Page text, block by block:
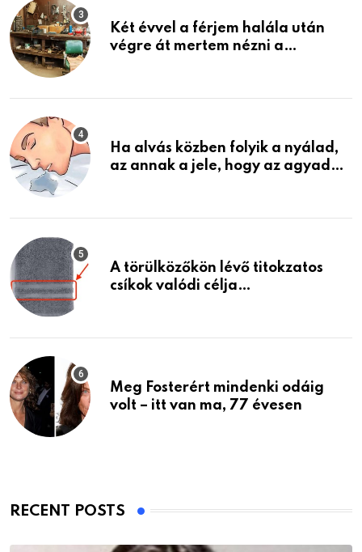
Két évvel a férjem halála után
végre át mertem nézni a
életemet
Ha alvás közben folyik a nyálad,
az annak a jele, hogy az agyad…
A törülközőkön lévő titokzatos
csíkok valódi célja…
Meg Fosterért mindenki odáig
volt – itt van ma, 77 évesen
RECENT POSTS